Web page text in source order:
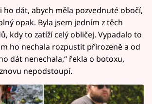
ho dát, abych měla pozvednuté obočí,
opak. Byla jsem jedním z těch
kdy to zatíží celý obličej. Vypadalo to
ho nechala rozpustit přirozeně a od
dát nenechala,“ řekla o botoxu,
nepodstoupí.